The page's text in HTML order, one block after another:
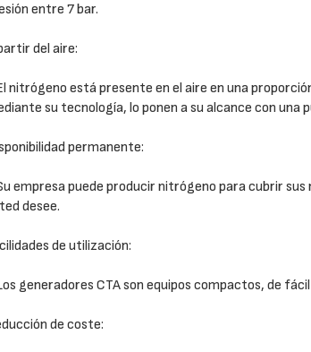
entre 7 bar.
del aire:
nitrógeno está presente en el aire en una
su tecnología, lo ponen a su alcance con
permanente:
empresa puede producir nitrógeno para cubrir
desee.
de utilización:
generadores CTA son equipos compactos, de
de coste: